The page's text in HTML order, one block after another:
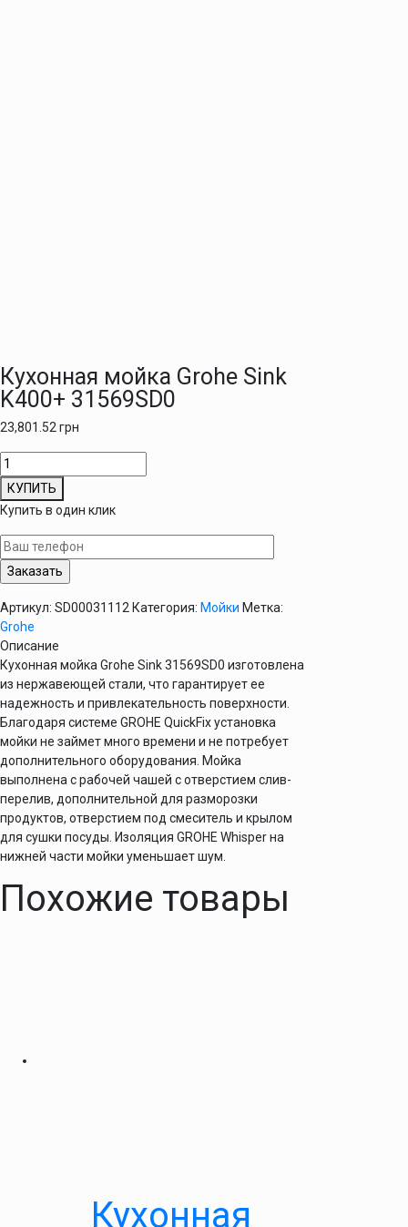
Кухонная мойка Grohe Sink
K400+ 31569SD0
23,801.52 грн
Количество
товара
Кухонная
мойка
Grohe
Sink
K400+
КУПИТЬ
Купить в один клик
Артикул: SD00031112 Категория: Мойки Метка:
Grohe
Описание
Кухонная мойка Grohe Sink 31569SD0 изготовлена
из нержавеющей стали, что гарантирует ее
надежность и привлекательность поверхности.
Благодаря системе GROHE QuickFix установка
мойки не займет много времени и не потребует
дополнительного оборудования. Мойка
выполнена с рабочей чашей с отверстием слив-
перелив, дополнительной для разморозки
продуктов, отверстием под смеситель и крылом
для сушки посуды. Изоляция GROHE Whisper на
нижней части мойки уменьшает шум.
Похожие товары
Кухонная